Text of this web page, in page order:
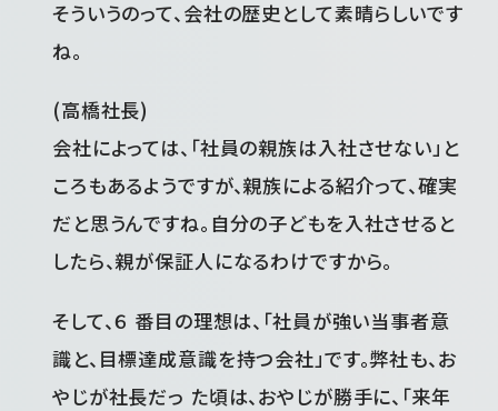
そういうのって、会社の歴史として素晴らしいです
ね。
(高橋社長)
会社によっては、「社員の親族は入社させない」と
ころもあるようですが、親族による紹介って、確実
だと思うんですね。自分の子どもを入社させると
したら、親が保証人になるわけですから。
そして、６ 番目の理想は、「社員が強い当事者意
識と、目標達成意識を持つ会社」です。弊社も、お
やじが社長だっ た頃は、おやじが勝手に、「来年